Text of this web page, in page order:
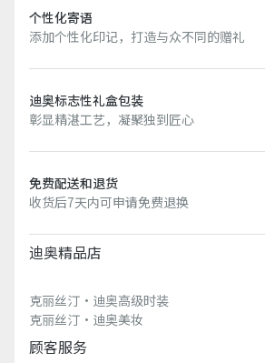
个性化寄语
添加个性化印记，打造与众不同的赠礼
迪奥标志性礼盒包装
彰显精湛工艺，凝聚独到匠心
免费配送和退货
收货后7天内可申请免费退换
迪奥精品店
克丽丝汀·迪奥高级时装
克丽丝汀·迪奥美妆
顾客服务